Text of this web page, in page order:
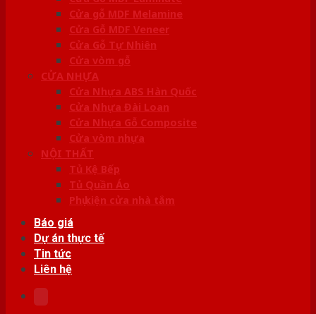
Cửa gỗ MDF Melamine
Cửa Gỗ MDF Veneer
Cửa Gỗ Tự Nhiên
Cửa vòm gỗ
CỬA NHỰA
Cửa Nhựa ABS Hàn Quốc
Cửa Nhựa Đài Loan
Cửa Nhựa Gỗ Composite
Cửa vòm nhựa
NỘI THẤT
Tủ Kệ Bếp
Tủ Quần Áo
Phụ kiện cửa nhà tắm
Báo giá
Dự án thực tế
Tin tức
Liên hệ